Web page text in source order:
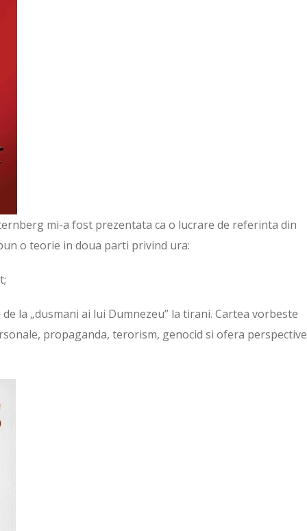
mi-a fost prezentata ca o lucrare de referinta din
o teorie in doua parti privind ura:
la „dusmani ai lui Dumnezeu” la tirani. Cartea vorbeste
propaganda, terorism, genocid si ofera perspective